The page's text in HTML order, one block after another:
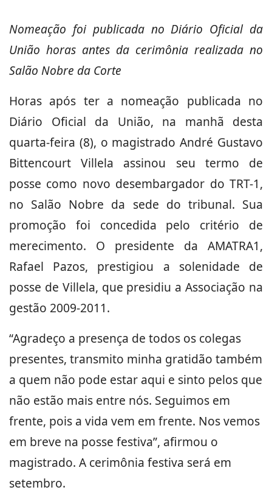
Nomeação foi publicada no Diário Oficial da
União horas antes da cerimônia realizada no
Salão Nobre da Corte
Horas após ter a nomeação publicada no
Diário Oficial da União, na manhã desta
quarta-feira (8), o magistrado André Gustavo
Bittencourt Villela assinou seu termo de
posse como novo desembargador do TRT-1,
no Salão Nobre da sede do tribunal. Sua
promoção foi concedida pelo critério de
merecimento. O presidente da AMATRA1,
Rafael Pazos, prestigiou a solenidade de
posse de Villela, que presidiu a Associação na
gestão 2009-2011.
“Agradeço a presença de todos os colegas
presentes, transmito minha gratidão também
a quem não pode estar aqui e sinto pelos que
não estão mais entre nós. Seguimos em
frente, pois a vida vem em frente. Nos vemos
em breve na posse festiva”, afirmou o
magistrado. A cerimônia festiva será em
setembro.